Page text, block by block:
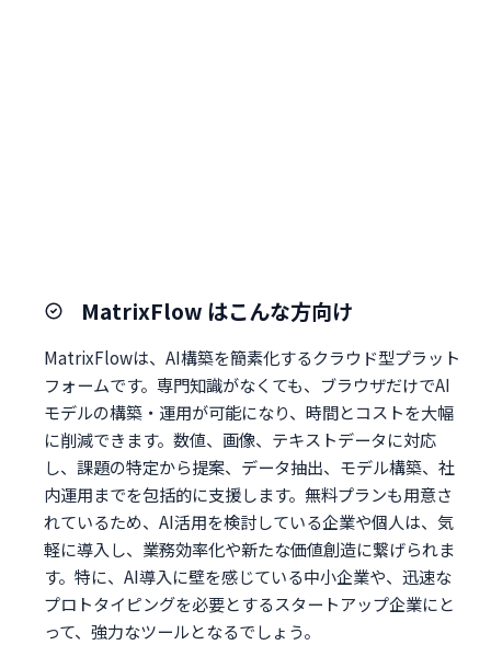
MatrixFlow はこんな方向け
MatrixFlowは、AI構築を簡素化するクラウド型プラット
フォームです。専門知識がなくても、ブラウザだけでAI
モデルの構築・運用が可能になり、時間とコストを大幅
に削減できます。数値、画像、テキストデータに対応
し、課題の特定から提案、データ抽出、モデル構築、社
内運用までを包括的に支援します。無料プランも用意さ
れているため、AI活用を検討している企業や個人は、気
軽に導入し、業務効率化や新たな価値創造に繋げられま
す。特に、AI導入に壁を感じている中小企業や、迅速な
プロトタイピングを必要とするスタートアップ企業にと
って、強力なツールとなるでしょう。